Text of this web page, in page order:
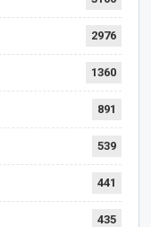
2976
1360
891
539
441
435